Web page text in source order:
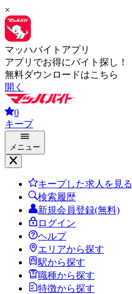
×
マッハバイトアプリ
アプリでお得にバイト探し！
無料ダウンロードはこちら
開く
0
キープ
メニュー
キープした求人を見る
検索履歴
新規会員登録(無料)
ログイン
ヘルプ
エリアから探す
駅から探す
職種から探す
特徴から探す